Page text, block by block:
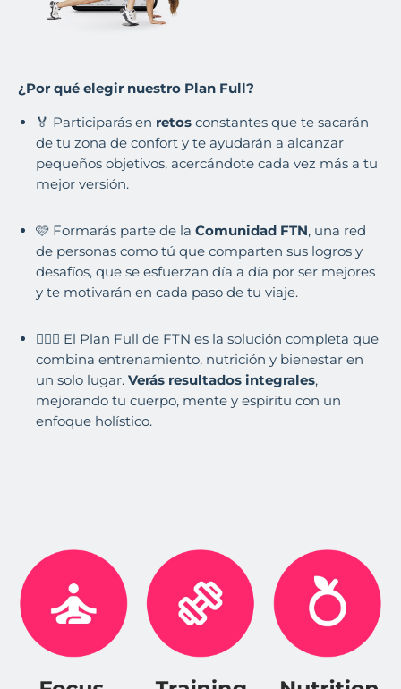
¿Por qué elegir nuestro Plan Full?
🏅 Participarás en retos constantes que te sacarán
de tu zona de confort y te ayudarán a alcanzar
pequeños objetivos, acercándote cada vez más a tu
mejor versión.
🩷 Formarás parte de la Comunidad FTN, una red
de personas como tú que comparten sus logros y
desafíos, que se esfuerzan día a día por ser mejores
y te motivarán en cada paso de tu viaje.
🙋🏾‍♀️ El Plan Full de FTN es la solución completa que
combina entrenamiento, nutrición y bienestar en
un solo lugar. Verás resultados integrales,
mejorando tu cuerpo, mente y espíritu con un
enfoque holístico.